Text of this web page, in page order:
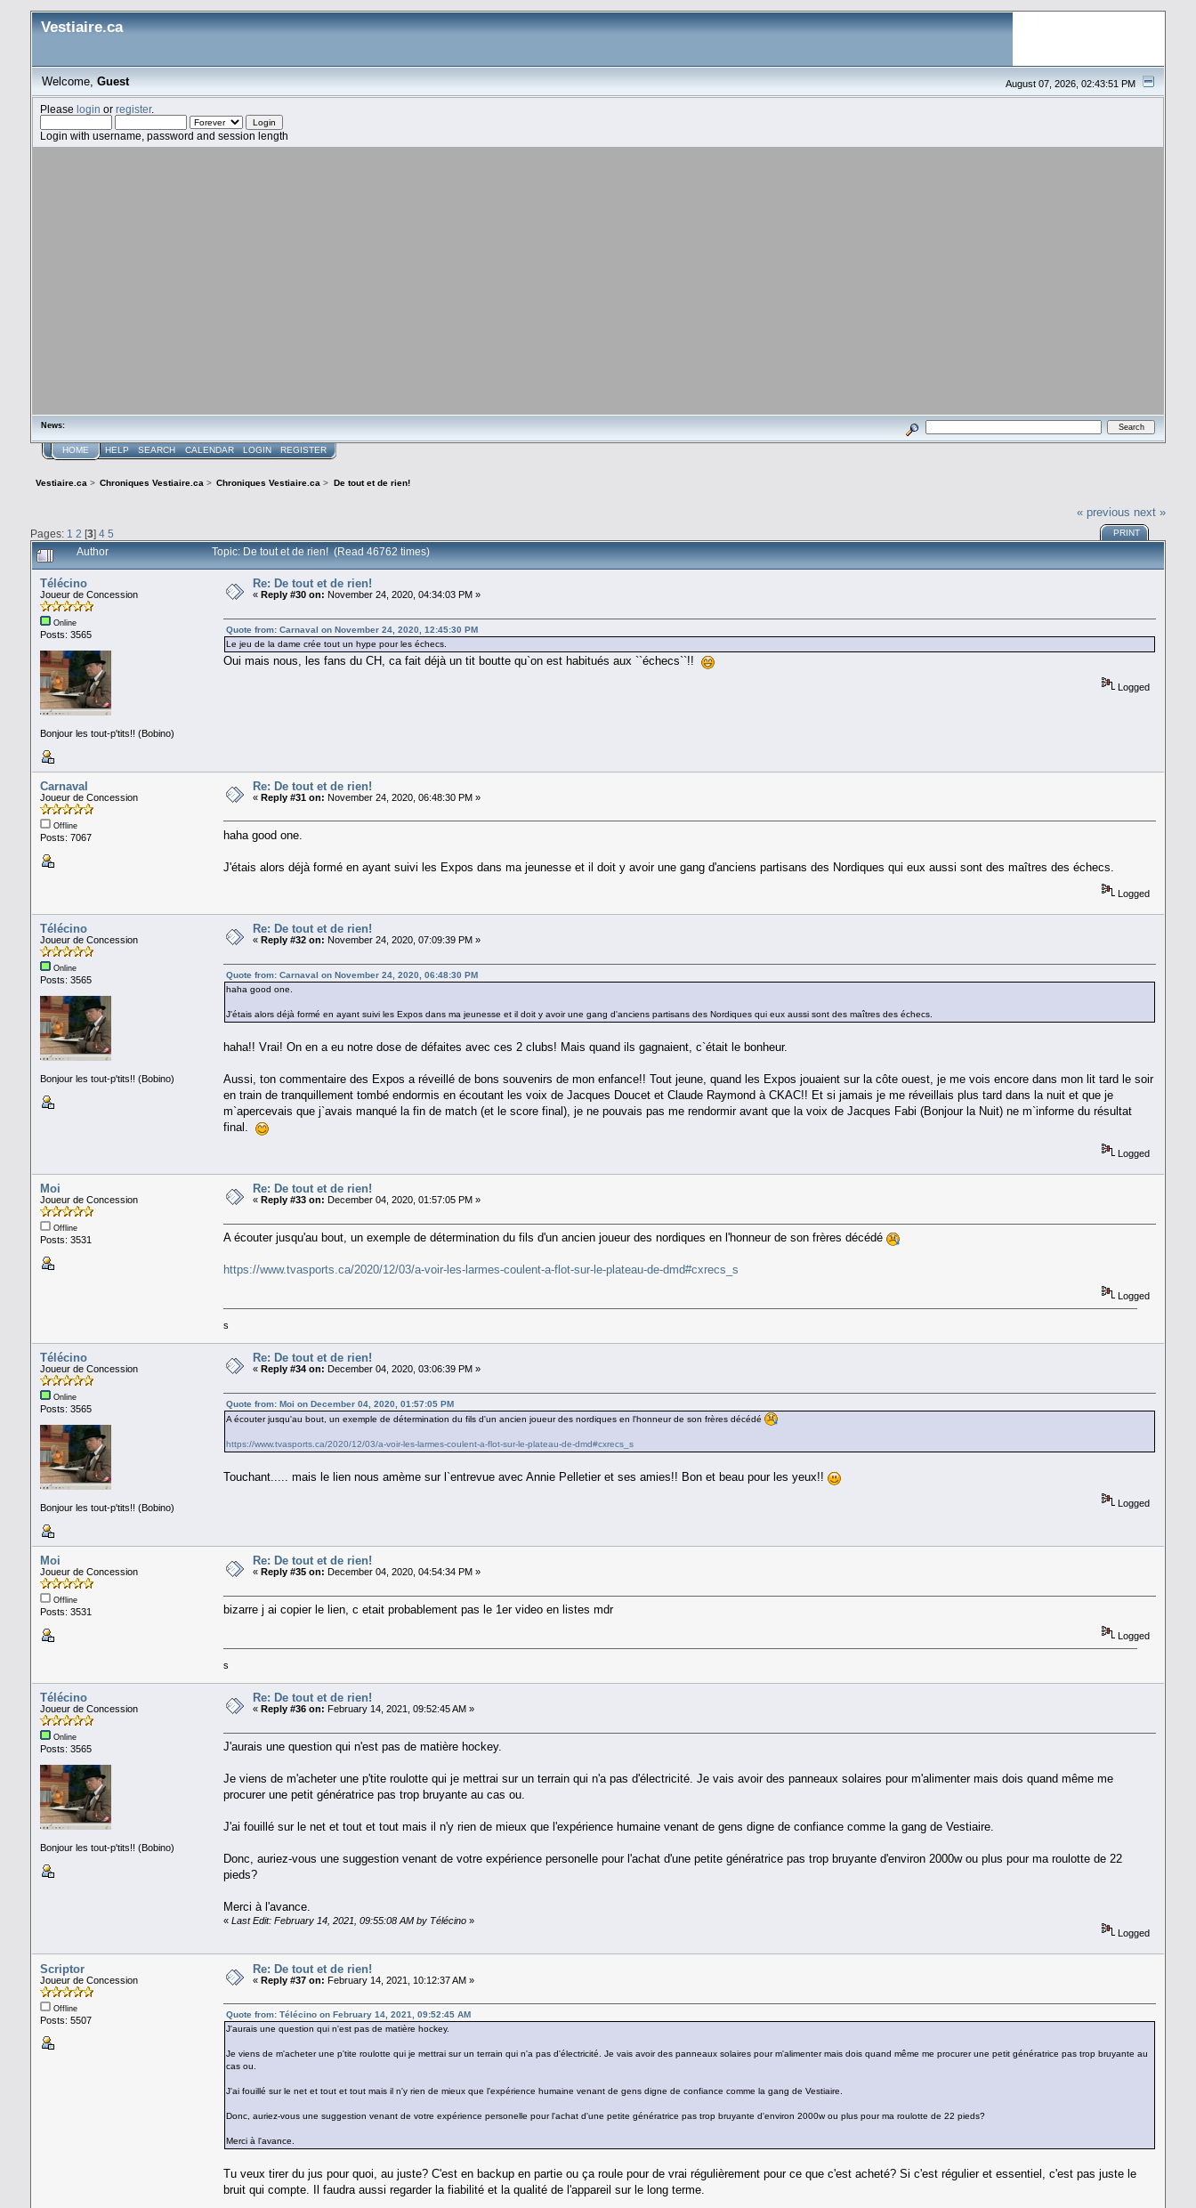
Vestiaire.ca
August 07, 2026, 02:43:51 PM
Welcome,Guest
Please login or register.
Login with username, password and session length
News:
HOME HELP SEARCH CALENDAR LOGIN REGISTER
Vestiaire.ca > Chroniques Vestiaire.ca > Chroniques Vestiaire.ca > De tout et de rien!
« previous next »
Pages: 1 2 [3] 4 5 PRINT
Author Topic: De tout et de rien! (Read 46762 times)
Télécino
Joueur de Concession
Online
Posts: 3565
Bonjour les tout-p'tits!! (Bobino)
Re: De tout et de rien!
« Reply #30 on: November 24, 2020, 04:34:03 PM »
Quote from: Carnaval on November 24, 2020, 12:45:30 PM
Le jeu de la dame crée tout un hype pour les échecs.
Oui mais nous, les fans du CH, ca fait déjà un tit boutte qu`on est habitués aux ``échecs``!!
Logged
Carnaval
Joueur de Concession
Offline
Posts: 7067
Re: De tout et de rien!
« Reply #31 on: November 24, 2020, 06:48:30 PM »
haha good one.
J'étais alors déjà formé en ayant suivi les Expos dans ma jeunesse et il doit y avoir une gang d'anciens partisans des Nordiques qui eux aussi sont des maîtres des échecs.
Logged
Télécino
Joueur de Concession
Online
Posts: 3565
Bonjour les tout-p'tits!! (Bobino)
Re: De tout et de rien!
« Reply #32 on: November 24, 2020, 07:09:39 PM »
Quote from: Carnaval on November 24, 2020, 06:48:30 PM
haha good one.
J'étais alors déjà formé en ayant suivi les Expos dans ma jeunesse et il doit y avoir une gang d'anciens partisans des Nordiques qui eux aussi sont des maîtres des échecs.
haha!! Vrai! On en a eu notre dose de défaites avec ces 2 clubs! Mais quand ils gagnaient, c`était le bonheur.
Aussi, ton commentaire des Expos a réveillé de bons souvenirs de mon enfance!! Tout jeune, quand les Expos jouaient sur la côte ouest, je me vois encore dans mon lit tard le soir
en train de tranquillement tombé endormis en écoutant les voix de Jacques Doucet et Claude Raymond à CKAC!! Et si jamais je me réveillais plus tard dans la nuit et que je
m`apercevais que j`avais manqué la fin de match (et le score final), je ne pouvais pas me rendormir avant que la voix de Jacques Fabi (Bonjour la Nuit) ne m`informe du résultat
final.
Logged
Moi
Joueur de Concession
Offline
Posts: 3531
Re: De tout et de rien!
« Reply #33 on: December 04, 2020, 01:57:05 PM »
A écouter jusqu'au bout, un exemple de détermination du fils d'un ancien joueur des nordiques en l'honneur de son frères décédé
https://www.tvasports.ca/2020/12/03/a-voir-les-larmes-coulent-a-flot-sur-le-plateau-de-dmd#cxrecs_s
Logged
s
Télécino
Joueur de Concession
Online
Posts: 3565
Bonjour les tout-p'tits!! (Bobino)
Re: De tout et de rien!
« Reply #34 on: December 04, 2020, 03:06:39 PM »
Quote from: Moi on December 04, 2020, 01:57:05 PM
A écouter jusqu'au bout, un exemple de détermination du fils d'un ancien joueur des nordiques en l'honneur de son frères décédé
https://www.tvasports.ca/2020/12/03/a-voir-les-larmes-coulent-a-flot-sur-le-plateau-de-dmd#cxrecs_s
Touchant..... mais le lien nous amème sur l`entrevue avec Annie Pelletier et ses amies!! Bon et beau pour les yeux!!
Logged
Moi
Joueur de Concession
Offline
Posts: 3531
Re: De tout et de rien!
« Reply #35 on: December 04, 2020, 04:54:34 PM »
bizarre j ai copier le lien, c etait probablement pas le 1er video en listes mdr
Logged
s
Télécino
Joueur de Concession
Online
Posts: 3565
Bonjour les tout-p'tits!! (Bobino)
Re: De tout et de rien!
« Reply #36 on: February 14, 2021, 09:52:45 AM »
J'aurais une question qui n'est pas de matière hockey.
Je viens de m'acheter une p'tite roulotte qui je mettrai sur un terrain qui n'a pas d'électricité. Je vais avoir des panneaux solaires pour m'alimenter mais dois quand même me
procurer une petit génératrice pas trop bruyante au cas ou.
J'ai fouillé sur le net et tout et tout mais il n'y rien de mieux que l'expérience humaine venant de gens digne de confiance comme la gang de Vestiaire.
Donc, auriez-vous une suggestion venant de votre expérience personelle pour l'achat d'une petite génératrice pas trop bruyante d'environ 2000w ou plus pour ma roulotte de 22
pieds?
Merci à l'avance.
«Last Edit: February 14, 2021, 09:55:08 AM by Télécino »
Logged
Scriptor
Joueur de Concession
Offline
Posts: 5507
Re: De tout et de rien!
« Reply #37 on: February 14, 2021, 10:12:37 AM »
Quote from: Télécino on February 14, 2021, 09:52:45 AM
J'aurais une question qui n'est pas de matière hockey.
Je viens de m'acheter une p'tite roulotte qui je mettrai sur un terrain qui n'a pas d'électricité. Je vais avoir des panneaux solaires pour m'alimenter mais dois quand même me procurer une petit génératrice pas trop bruyante au
cas ou.
J'ai fouillé sur le net et tout et tout mais il n'y rien de mieux que l'expérience humaine venant de gens digne de confiance comme la gang de Vestiaire.
Donc, auriez-vous une suggestion venant de votre expérience personelle pour l'achat d'une petite génératrice pas trop bruyante d'environ 2000w ou plus pour ma roulotte de 22 pieds?
Merci à l'avance.
Tu veux tirer du jus pour quoi, au juste? C'est en backup en partie ou ça roule pour de vrai régulièrement pour ce que c'est acheté? Si c'est régulier et essentiel, c'est pas juste le
bruit qui compte. Il faudra aussi regarder la fiabilité et la qualité de l'appareil sur le long terme.